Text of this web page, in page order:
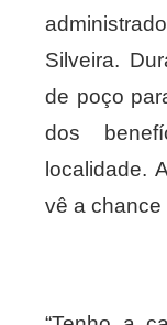
Silveira.
de poço
dos
localidade.
vê a chance